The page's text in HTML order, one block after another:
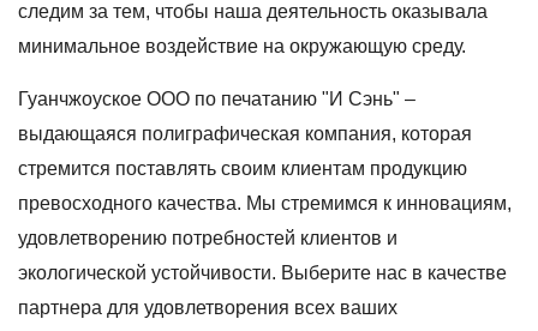
следим за тем, чтобы наша деятельность оказывала
минимальное воздействие на окружающую среду.
Гуанчжоуское ООО по печатанию "И Сэнь" –
выдающаяся полиграфическая компания, которая
стремится поставлять своим клиентам продукцию
превосходного качества. Мы стремимся к инновациям,
удовлетворению потребностей клиентов и
экологической устойчивости. Выберите нас в качестве
партнера для удовлетворения всех ваших